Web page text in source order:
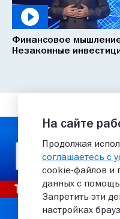
Финансовое
Незаконные
На сайте
Продолжая
соглашаетесь с
cookie‑файлов и
данных с
Запретить эти
настройках